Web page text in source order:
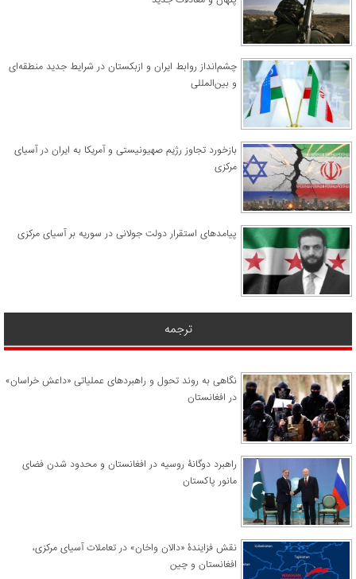
چشم‌انداز روابط ایران و ازبکستان در شرایط جدید منطقه‌ای
و بین‌المللی
​بازخورد تجاوز رژیم صهیونیستی و آمریکا به ایران در آسیای
مرکزی
پیامدهای استقرار دولت جولانی در سوریه بر آسیای مرکزی
ترجمه
نگاهی به روند تحول و راهبردهای عملیاتی «داعش خراسان»
در افغانستان
راهبرد دوگانۀ روسیه در افغانستان و محدود شدن فضای
مانور پاکستان
نقش فزایندۀ «دالان واخان» در تعاملات آسیای مرکزی،
افغانستان و چین